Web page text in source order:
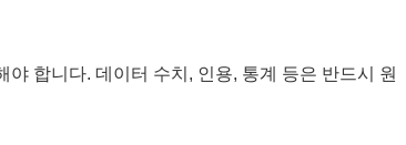
야 합니다. 데이터 수치, 인용, 통계 등은 반드시 원